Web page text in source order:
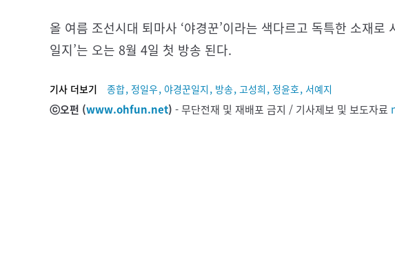
올 여름 조선시대 퇴마사 ‘야경꾼’이라는 색다르고 독특한 소재로
일지’는 오는 8월 4일 첫 방송 된다.
기사 더보기 종합, 정일우, 야경꾼일지, 방송, 고성희, 정윤호, 서예지
ⓒ오펀 (www.ohfun.net) - 무단전재 및 재배포 금지 / 기사제보 및 보도자료